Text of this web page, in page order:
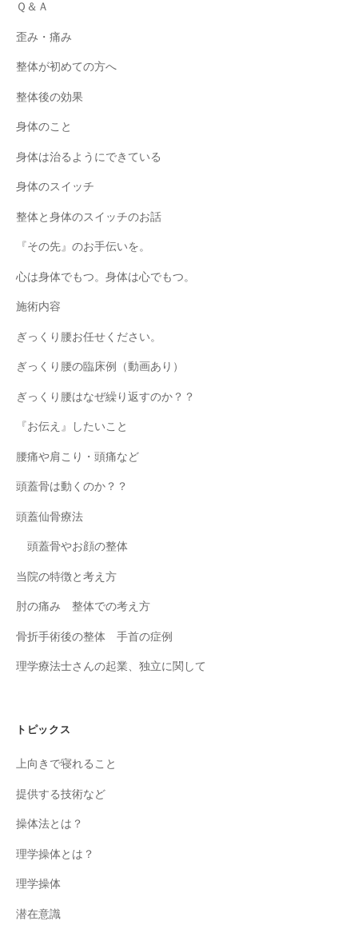
Ｑ＆Ａ
歪み・痛み
整体が初めての方へ
整体後の効果
身体のこと
身体は治るようにできている
身体のスイッチ
整体と身体のスイッチのお話
『その先』のお手伝いを。
心は身体でもつ。身体は心でもつ。
施術内容
ぎっくり腰お任せください。
ぎっくり腰の臨床例（動画あり）
ぎっくり腰はなぜ繰り返すのか？？
『お伝え』したいこと
腰痛や肩こり・頭痛など
頭蓋骨は動くのか？？
頭蓋仙骨療法
頭蓋骨やお顔の整体
当院の特徴と考え方
肘の痛み 整体での考え方
骨折手術後の整体 手首の症例
理学療法士さんの起業、独立に関して
トピックス
上向きで寝れること
提供する技術など
操体法とは？
理学操体とは？
理学操体
潜在意識